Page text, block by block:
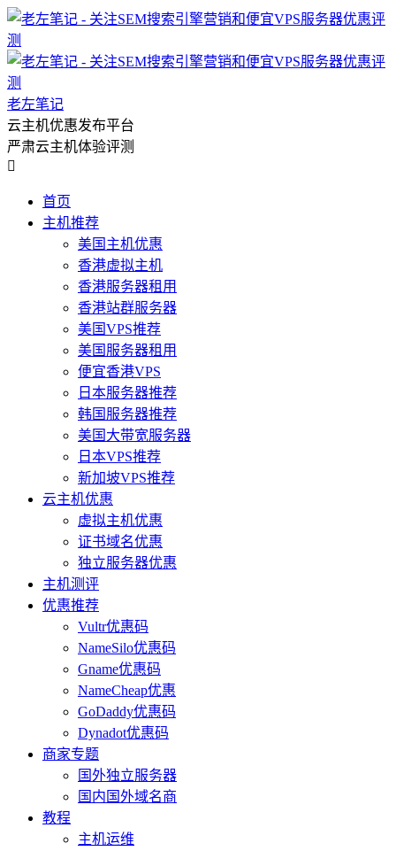
老左笔记
云主机优惠发布平台
严肃云主机体验评测

首页
主机推荐
美国主机优惠
香港虚拟主机
香港服务器租用
香港站群服务器
美国VPS推荐
美国服务器租用
便宜香港VPS
日本服务器推荐
韩国服务器推荐
美国大带宽服务器
日本VPS推荐
新加坡VPS推荐
云主机优惠
虚拟主机优惠
证书域名优惠
独立服务器优惠
主机测评
优惠推荐
Vultr优惠码
NameSilo优惠码
Gname优惠码
NameCheap优惠
GoDaddy优惠码
Dynadot优惠码
商家专题
国外独立服务器
国内国外域名商
教程
主机运维